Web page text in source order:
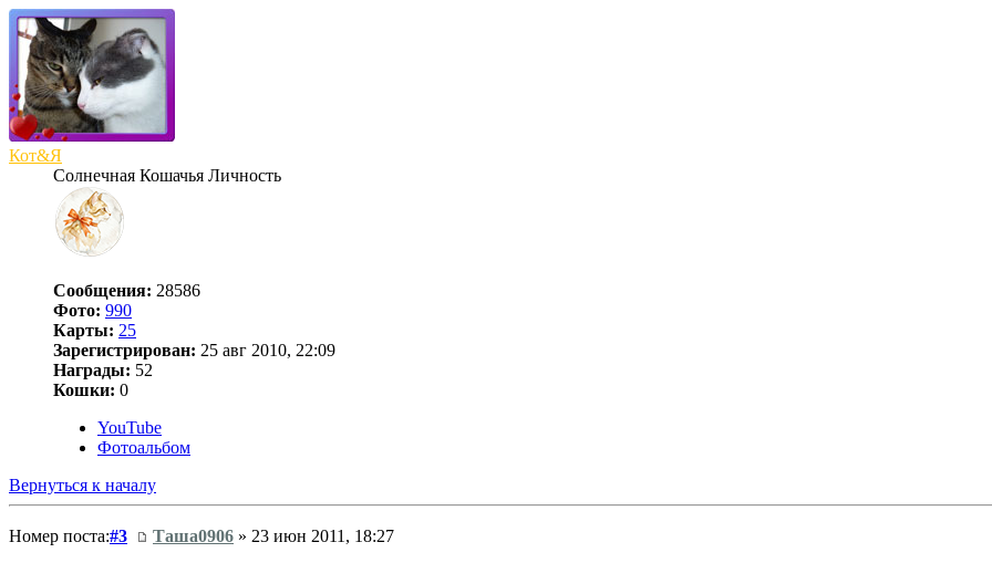
Кот&Я
Солнечная Кошачья Личность
Сообщения: 28586
Фото: 990
Карты: 25
Зарегистрирован: 25 авг 2010, 22:09
Награды: 52
Кошки: 0
YouTube
Фотоальбом
Вернуться к началу
Номер поста:#3 Таша0906 » 23 июн 2011, 18:27